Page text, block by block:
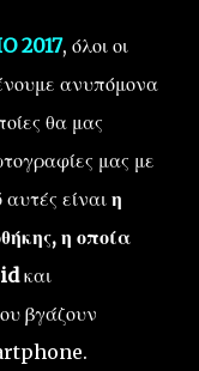
2017, όλοι οι
ανυπόμονα
θα μας
μας με
είναι η
η οποία
και
βγάζουν